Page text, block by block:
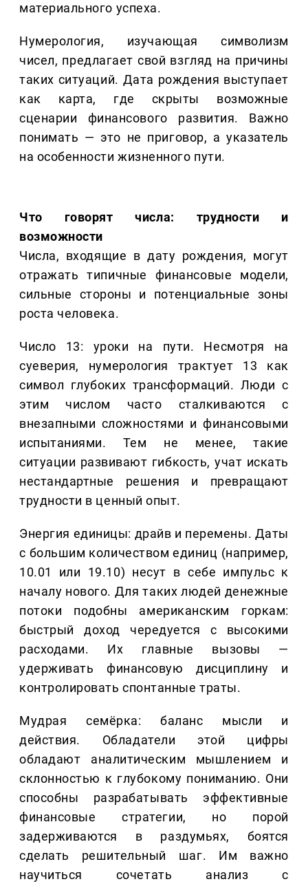
материального успеха.
Нумерология, изучающая символизм
чисел, предлагает свой взгляд на причины
таких ситуаций. Дата рождения выступает
как карта, где скрыты возможные
сценарии финансового развития. Важно
понимать — это не приговор, а указатель
на особенности жизненного пути.
Что говорят числа: трудности и
возможности
Числа, входящие в дату рождения, могут
отражать типичные финансовые модели,
сильные стороны и потенциальные зоны
роста человека.
Число 13: уроки на пути. Несмотря на
суеверия, нумерология трактует 13 как
символ глубоких трансформаций. Люди с
этим числом часто сталкиваются с
внезапными сложностями и финансовыми
испытаниями. Тем не менее, такие
ситуации развивают гибкость, учат искать
нестандартные решения и превращают
трудности в ценный опыт.
Энергия единицы: драйв и перемены. Даты
с большим количеством единиц (например,
10.01 или 19.10) несут в себе импульс к
началу нового. Для таких людей денежные
потоки подобны американским горкам:
быстрый доход чередуется с высокими
расходами. Их главные вызовы —
удерживать финансовую дисциплину и
контролировать спонтанные траты.
Мудрая семёрка: баланс мысли и
действия. Обладатели этой цифры
обладают аналитическим мышлением и
склонностью к глубокому пониманию. Они
способны разрабатывать эффективные
финансовые стратегии, но порой
задерживаются в раздумьях, боятся
сделать решительный шаг. Им важно
научиться сочетать анализ с